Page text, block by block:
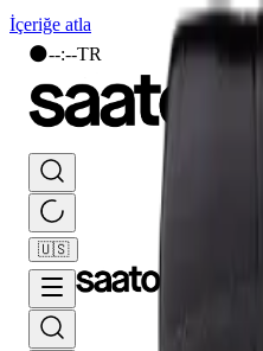
İçeriğe atla
🌑--:--TR
🇺🇸